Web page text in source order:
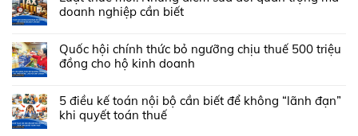
doanh nghiệp cần biết
Quốc hội chính thức bỏ ngưỡng chịu thuế 500 triệu
đồng cho hộ kinh doanh
5 điều kế toán nội bộ cần biết để không “lãnh đạn”
khi quyết toán thuế